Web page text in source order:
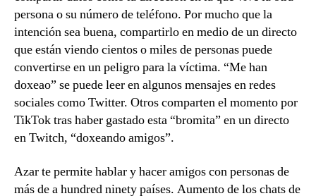
persona o su número de teléfono. Por mucho que la
intención sea buena, compartirlo en medio de un directo
que están viendo cientos o miles de personas puede
convertirse en un peligro para la víctima. “Me han
doxeao” se puede leer en algunos mensajes en redes
sociales como Twitter. Otros comparten el momento por
TikTok tras haber gastado esta “bromita” en un directo
en Twitch, “doxeando amigos”.
Azar te permite hablar y hacer amigos con personas de
más de a hundred ninety países. Aumento de los chats de